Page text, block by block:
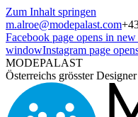
Zum Inhalt springen
m.alroe@modepalast.com
Facebook page opens in
windowInstagram page
MODEPALAST
Österreichs grösster